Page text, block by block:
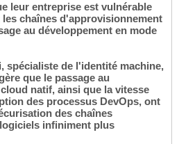
leur entreprise est vulnérable
chaînes d'approvisionnement
au développement en mode
spécialiste de l'identité machine,
que le passage au
natif, ainsi que la vitesse
des processus DevOps, ont
des chaînes
infiniment plus